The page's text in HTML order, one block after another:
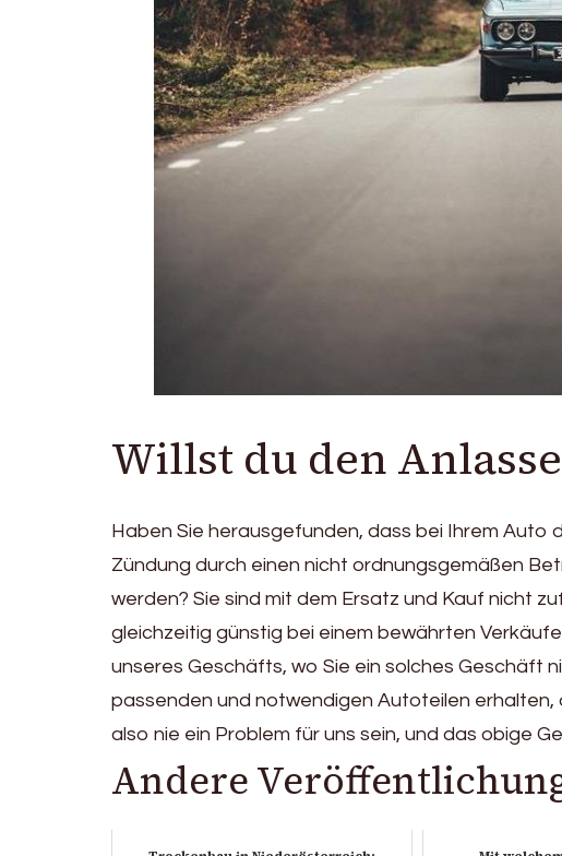
Willst du den
Haben Sie herausgefunden, dass bei Ihrem
Zündung durch einen nicht ordnungsgemäßen
werden? Sie sind mit dem Ersatz und Kauf nicht
gleichzeitig günstig bei einem bewährten
unseres Geschäfts, wo Sie ein solches Geschäft
passenden und notwendigen Autoteilen erhalten,
also nie ein Problem für uns sein, und das obige
Andere